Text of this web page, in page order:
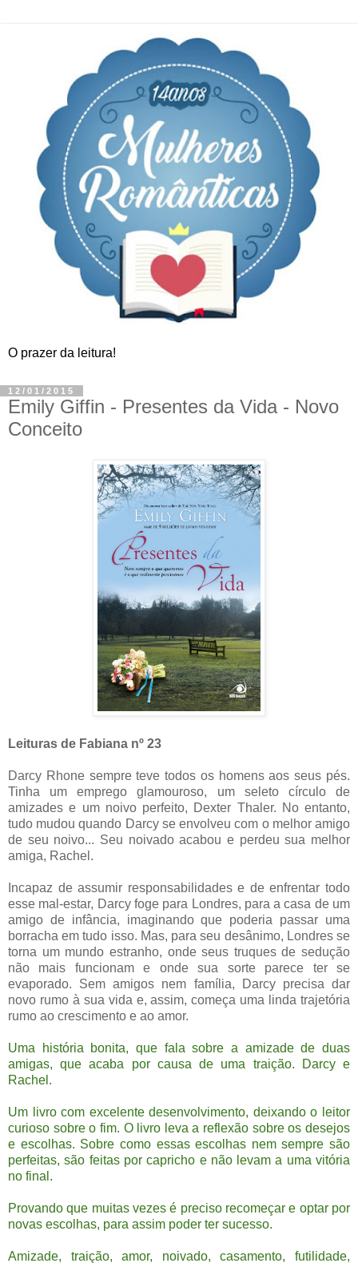
O prazer da leitura!
12/01/2015
Emily Giffin - Presentes da Vida - Novo
Conceito
Leituras de Fabiana nº 23
Darcy Rhone sempre teve todos os homens aos seus pés.
Tinha um emprego glamouroso, um seleto círculo de
amizades e um noivo perfeito, Dexter Thaler. No entanto,
tudo mudou quando Darcy se envolveu com o melhor amigo
de seu noivo... Seu noivado acabou e perdeu sua melhor
amiga, Rachel.
Incapaz de assumir responsabilidades e de enfrentar todo
esse mal-estar, Darcy foge para Londres, para a casa de um
amigo de infância, imaginando que poderia passar uma
borracha em tudo isso. Mas, para seu desânimo, Londres se
torna um mundo estranho, onde seus truques de sedução
não mais funcionam e onde sua sorte parece ter se
evaporado. Sem amigos nem família, Darcy precisa dar
novo rumo à sua vida e, assim, começa uma linda trajetória
rumo ao crescimento e ao amor.
Uma história bonita, que fala sobre a amizade de duas
amigas, que acaba por causa de uma traição. Darcy e
Rachel.
Um livro com excelente desenvolvimento, deixando o leitor
curioso sobre o fim. O livro leva a reflexão sobre os desejos
e escolhas. Sobre como essas escolhas nem sempre são
perfeitas, são feitas por capricho e não levam a uma vitória
no final.
Provando que muitas vezes é preciso recomeçar e optar por
novas escolhas, para assim poder ter sucesso.
Amizade, traição, amor, noivado, casamento, futilidade,